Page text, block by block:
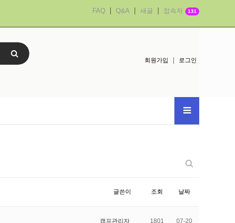
FAQ Q&A 새글 접속자 131
회원가입 로그인
글쓴이 조회 날짜
캠프관리자 1801 07-20